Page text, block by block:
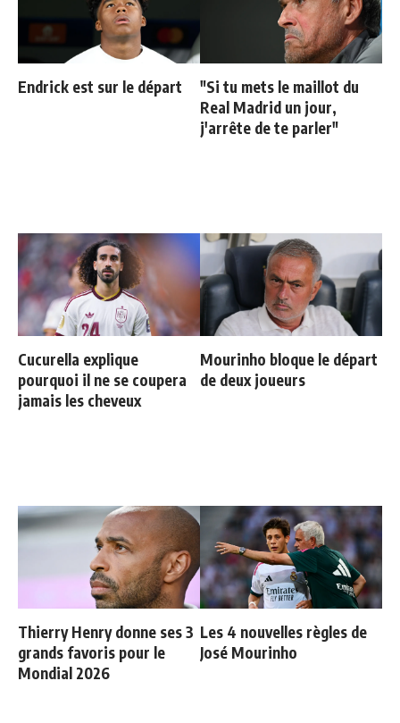
Endrick est sur le départ
"Si tu mets le maillot du
Real Madrid un jour,
j'arrête de te parler"
Cucurella explique
pourquoi il ne se coupera
jamais les cheveux
Mourinho bloque le départ
de deux joueurs
Thierry Henry donne ses 3
grands favoris pour le
Mondial 2026
Les 4 nouvelles règles de
José Mourinho